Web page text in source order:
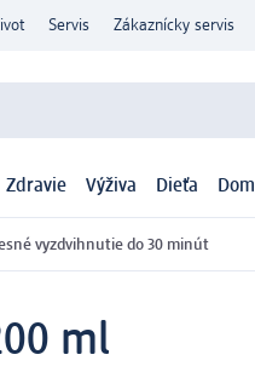
Servis Zákaznícky servis
Zdravie Výživa Dieťa
vyzdvihnutie do 30 minút
ml